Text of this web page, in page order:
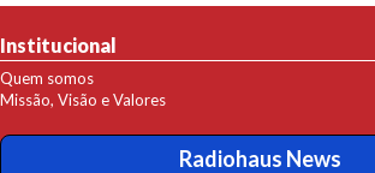
Institucional
Quem somos
Missão, Visão e Valores
Radiohaus News